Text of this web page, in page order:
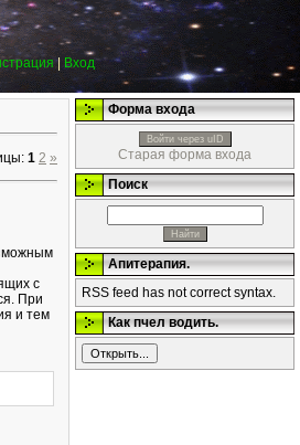
| Вход
: 1 2 »
с
При
и тем
Форма входа
Войти через uID
Старая форма входа
Поиск
Апитерапия.
RSS feed has not correct syntax.
Как пчел водить.